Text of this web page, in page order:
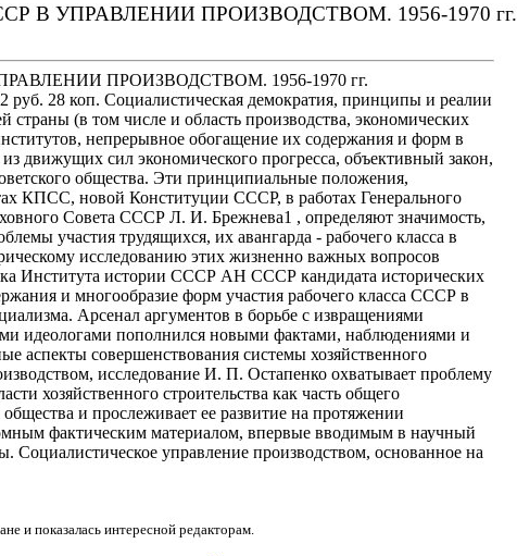
В УПРАВЛЕНИИ ПРОИЗВОДСТВОМ. 1956-1970 гг.
ПРОИЗВОДСТВОМ. 1956-1970 гг.
28 коп. Социалистическая демократия, принципы и реалии
(в том числе и область производства, экономических
непрерывное обогащение их содержания и форм в
движущих сил экономического прогресса, объективный закон,
общества. Эти принципиальные положения,
КПСС, новой Конституции СССР, в работах Генерального
Совета СССР Л. И. Брежнева1 , определяют значимость,
участия трудящихся, их авангарда - рабочего класса в
исследованию этих жизненно важных вопросов
Института истории СССР АН СССР кандидата исторических
и многообразие форм участия рабочего класса СССР в
Арсенал аргументов в борьбе с извращениями
идеологами пополнился новыми фактами, наблюдениями и
аспекты совершенствования системы хозяйственного
исследование И. П. Остапенко охватывает проблему
хозяйственного строительства как часть общего
и прослеживает ее развитие на протяжении
фактическим материалом, впервые вводимым в научный
Социалистическое управление производством, основанное на
и показалась интересной редакторам.